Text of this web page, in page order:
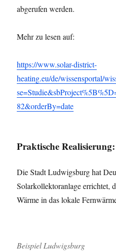
abgerufen werden.
Mehr zu lesen auf:
https://www.solar-district-
heating.eu/de/wissensportal/
82&orderBy=date
Praktische Realisierung
Die Stadt Ludwigsburg hat
Solarkollektoranlage errichtet,
Wärme in das lokale
Beispiel Ludwigsburg